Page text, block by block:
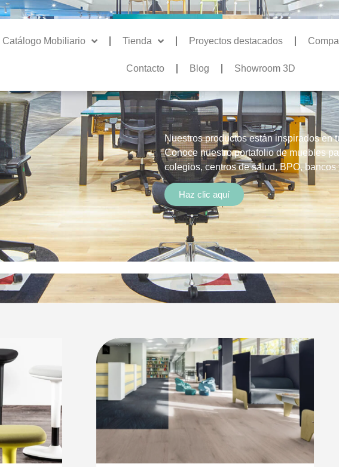
Catálogo Mobiliario Tienda Proyectos destacados
Contacto Blog Showroom 3D
Nuestros productos están inspirados en
Conoce nuestro portafolio de muebles
colegios, centros de salud, BPO, bancos
Haz clic aquí